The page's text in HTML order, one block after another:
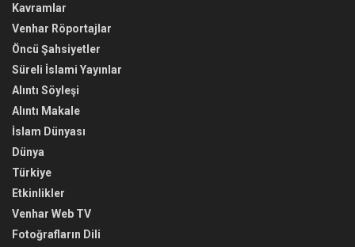
Kavramlar
Venhar Röportajlar
Öncü Şahsiyetler
Süreli İslami Yayınlar
Alıntı Söyleşi
Alıntı Makale
İslam Dünyası
Dünya
Türkiye
Etkinlikler
Venhar Web TV
Fotoğrafların Dili